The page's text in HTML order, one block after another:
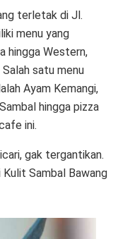
terletak di Jl.
menu yang
hingga Western,
satu menu
Ayam Kemangi,
hingga pizza
ini.
gak tergantikan.
Kulit Sambal Bawang